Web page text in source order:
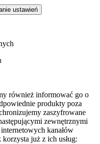
ustawień
również informować go o
produkty poza
zaszyfrowane
zewnętrznymi
kanałów
już z ich usług: